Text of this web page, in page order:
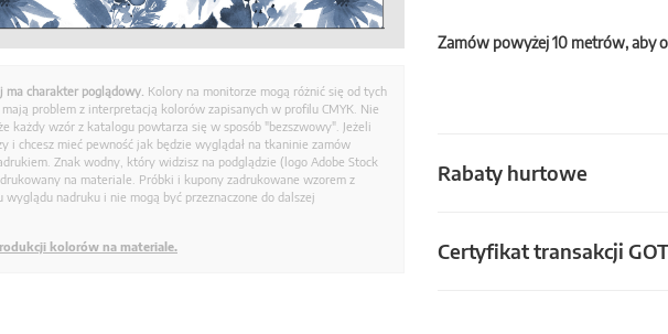
Zamów powyżej 10 metrów, aby
Rabaty hurtowe
Certyfikat transakcji
charakter poglądowy. Kolory na monitorze mogą różnić się od tych
problem z interpretacją kolorów zapisanych w profilu CMYK. Nie
każdy wzór z katalogu powtarza się w sposób "bezszwowy". Jeżeli
i chcesz mieć pewność jak będzie wyglądał na tkaninie zamów
Znak wodny, który widzisz na podglądzie (logo Adobe Stock
na materiale. Próbki i kupony zadrukowane wzorem z
wyglądu nadruku i nie mogą być przeznaczone do dalszej
kolorów na materiale.